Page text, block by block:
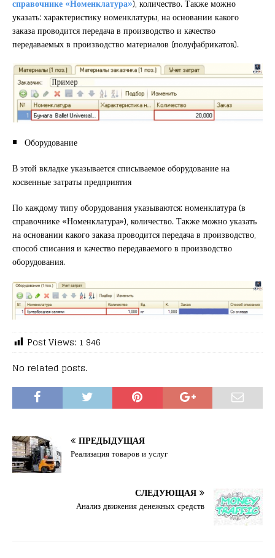
справочнике «Номенклатура»), количество. Также можно
указать: характеристику номенклатуры, на основании какого
заказа проводится передача в производство и качество
передаваемых в производство материалов (полуфабрикатов).
Оборудование
В этой вкладке указывается списываемое оборудование на
косвенные затраты предприятия
По каждому типу оборудования указываются: номенклатура (в
справочнике «Номенклатура»), количество. Также можно указать
на основании какого заказа проводится передача в производство,
способ списания и качество передаваемого в производство
оборудования.
Post Views: 1 946
No related posts.
ПРЕДЫДУЩАЯ
Реализация товаров и услуг
СЛЕДУЮЩАЯ
Анализ движения денежных средств